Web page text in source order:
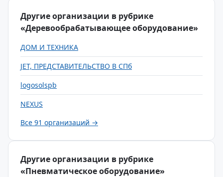
Другие организации в рубрике
«Деревообрабатывающее оборудование»
ДОМ И ТЕХНИКА
JET, ПРЕДСТАВИТЕЛЬСТВО В СПб
logosolspb
NEXUS
Все 91 организаций →
Другие организации в рубрике
«Пневматическое оборудование»